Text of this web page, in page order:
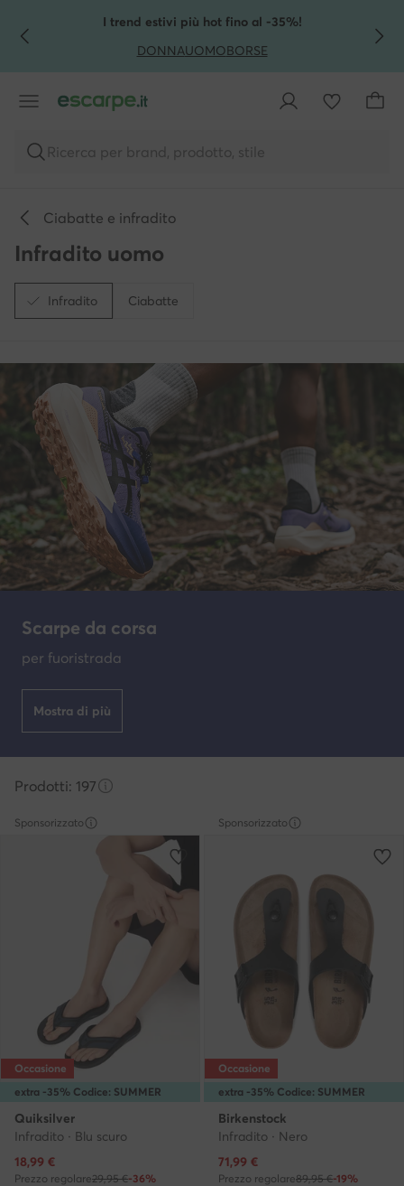
VAI AL CONTENUTO PRINCIPALE
VAI ALLA RICERCAI trend estivi più hot fino al -35%!
DONNAUOMOBORSE
Ricerca per brand, prodotto, stile
Ciabatte e infradito
Infradito uomo
Infradito Ciabatte
Scarpe da corsa
per fuoristrada
Mostra di più
Prodotti: 197
Sponsorizzato
extra -35% Codice: SUMMER
Occasione
Quiksilver
Infradito · Blu scuro
Prezzo attuale
18,99 €
Prezzo regolare29,95 €-36%
Sponsorizzato
extra -35% Codice: SUMMER
Occasione
Birkenstock
Infradito · Nero
Prezzo attuale
71,99 €
Prezzo regolare89,95 €-19%